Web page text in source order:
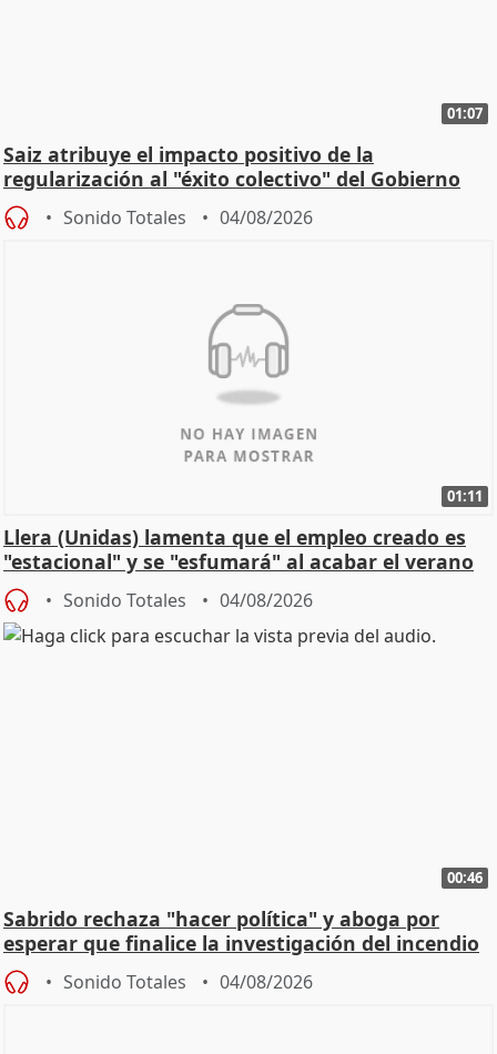
01:07
Saiz atribuye el impacto positivo de la
regularización al "éxito colectivo" del Gobierno
Sonido Totales 04/08/2026
01:11
Llera (Unidas) lamenta que el empleo creado es
"estacional" y se "esfumará" al acabar el verano
Sonido Totales 04/08/2026
00:46
Sabrido rechaza "hacer política" y aboga por
esperar que finalice la investigación del incendio
Sonido Totales 04/08/2026